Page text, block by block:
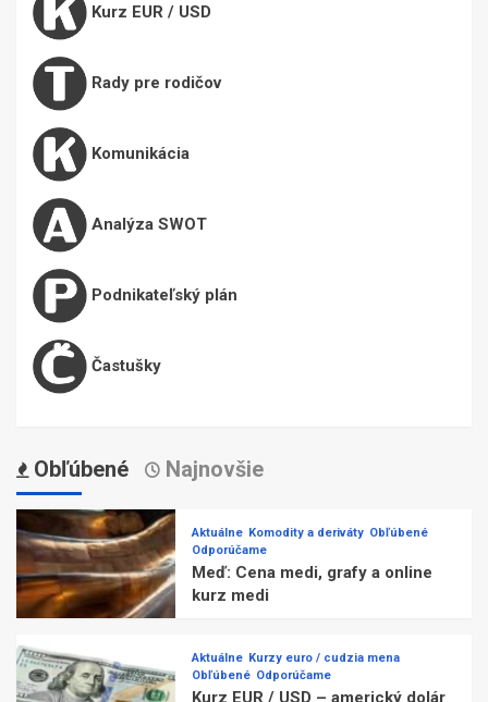
Kurz EUR / USD
Rady pre rodičov
Komunikácia
Analýza SWOT
Podnikateľský plán
Častušky
Obľúbené Najnovšie
Aktuálne Komodity a deriváty Obľúbené
Odporúčame
Meď: Cena medi, grafy a online
kurz medi
Aktuálne Kurzy euro / cudzia mena
Obľúbené Odporúčame
Kurz EUR / USD – americký dolár